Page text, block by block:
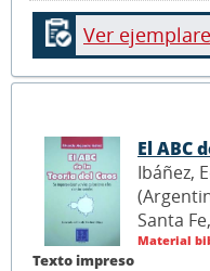
Ver
Texto impreso
El ABC
Ibáñez,
Santa Fe,
Material